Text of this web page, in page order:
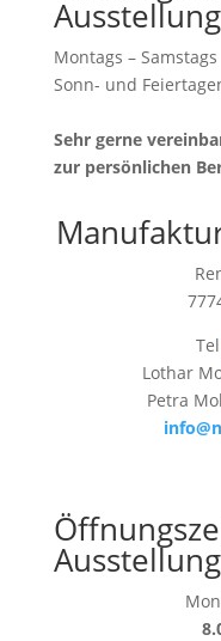
Ausstellung
Montags –
Sonn- und
Sehr gerne
zur persönlichen
Tel
Lothar
Petra
Ausstellung